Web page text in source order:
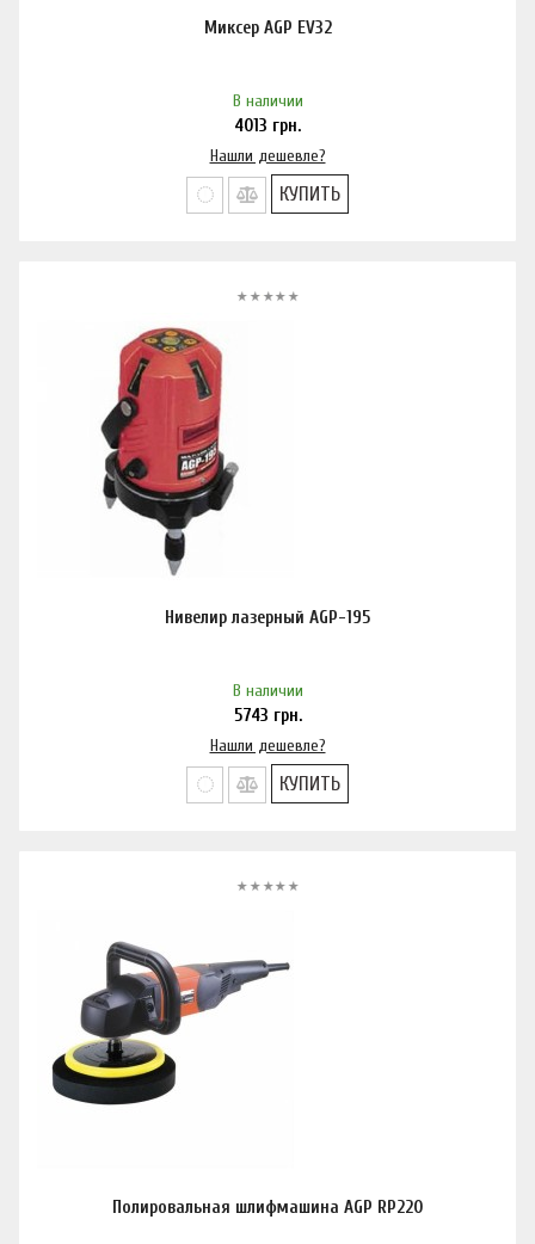
Миксер AGP EV32
В наличии
4013 грн.
Нашли дешевле?
КУПИТЬ
Нивелир лазерный AGP-195
В наличии
5743 грн.
Нашли дешевле?
КУПИТЬ
Полировальная шлифмашина AGP RP220